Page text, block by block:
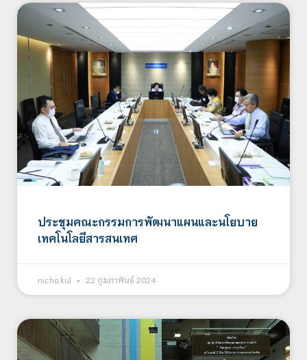
ประชุมคณะกรรมการพัฒนาแผนและนโยบาย
เทคโนโลยีสารสนเทศ
nicha.kul 22 กุมภาพันธ์ 2024